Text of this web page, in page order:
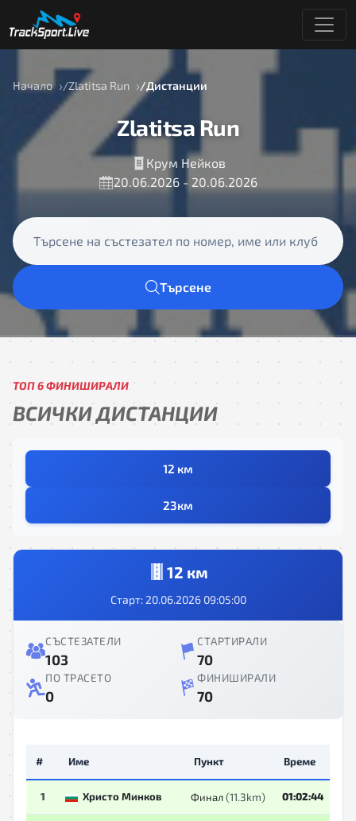
Начало Zlatitsa Run Дистанции
Zlatitsa Run
Крум Нейков
20.06.2026 - 20.06.2026
Търсене
ТОП 6 ФИНИШИРАЛИ
ВСИЧКИ ДИСТАНЦИИ
12 км
23км
12 км
Старт: 20.06.2026 09:05:00
СЪСТЕЗАТЕЛИ
103
СТАРТИРАЛИ
70
ПО ТРАСЕТО
0
ФИНИШИРАЛИ
70
# Име Пункт Време
1 Христо Минков Финал(11.3km) 01:02:44